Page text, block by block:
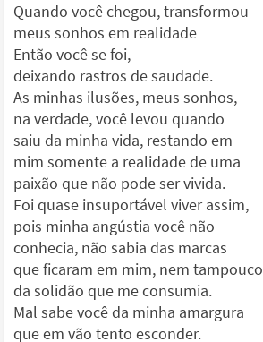
Quando você chegou, transformou
meus sonhos em realidade
Então você se foi,
deixando rastros de saudade.
As minhas ilusões, meus sonhos,
na verdade, você levou quando
saiu da minha vida, restando em
mim somente a realidade de uma
paixão que não pode ser vivida.
Foi quase insuportável viver assim,
pois minha angústia você não
conhecia, não sabia das marcas
que ficaram em mim, nem tampouco
da solidão que me consumia.
Mal sabe você da minha amargura
que em vão tento esconder.